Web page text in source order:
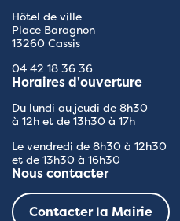
Hôtel de ville
Place Baragnon
13260 Cassis
04 42 18 36 36
Horaires d'ouverture
Du lundi au jeudi de 8h30
à 12h et de 13h30 à 17h
Le vendredi de 8h30 à 12h30
et de 13h30 à 16h30
Nous contacter
Contacter la Mairie